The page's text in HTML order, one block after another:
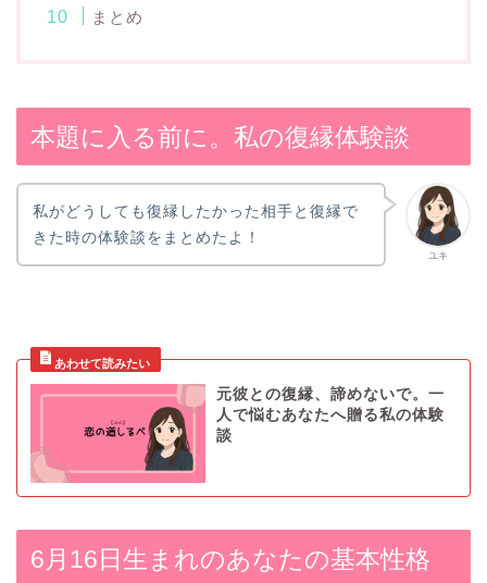
まとめ
本題に入る前に。私の復縁体験談
ユキ
私がどうしても復縁したかった相手と復縁で
きた時の体験談をまとめたよ！
元彼との復縁、諦めないで。一
人で悩むあなたへ贈る私の体験
談
6月16日生まれのあなたの基本性格